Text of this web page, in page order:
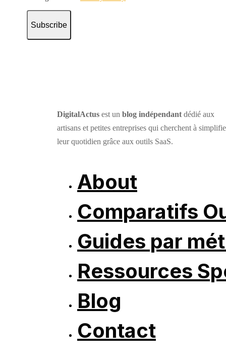
Subscribe
DigitalActus est un blog indépendant dédié aux
artisans et petites entreprises qui cherchent à
leur quotidien grâce aux outils SaaS.
About
Comparatifs
Guides par
Ressources
Blog
Contact